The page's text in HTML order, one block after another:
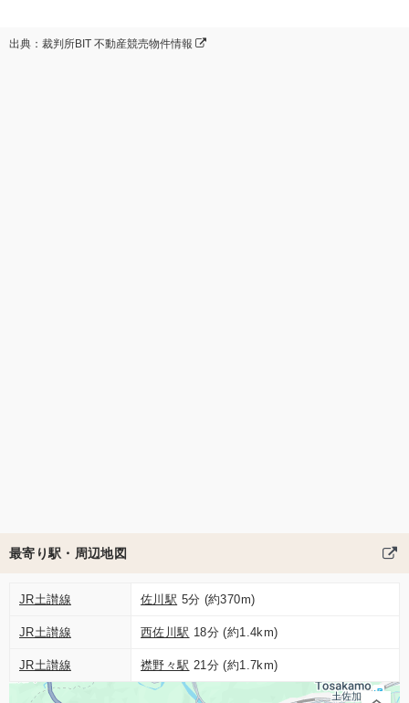
出典：裁判所BIT 不動産競売物件情報
最寄り駅・周辺地図
JR土讃線 佐川駅 5分 (約370m)
JR土讃線 西佐川駅 18分 (約1.4km)
JR土讃線 襟野々駅 21分 (約1.7km)